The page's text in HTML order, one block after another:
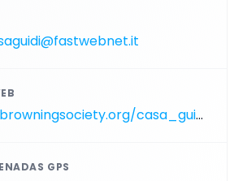
http://browningsociety.org/casa_guidi.html
GPS